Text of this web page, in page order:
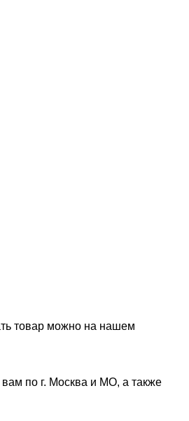
товар можно на нашем
по г. Москва и МО, а также